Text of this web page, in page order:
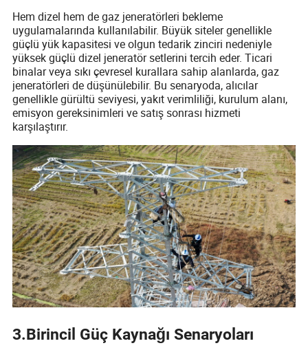
Hem dizel hem de gaz jeneratörleri bekleme
uygulamalarında kullanılabilir. Büyük siteler genellikle
güçlü yük kapasitesi ve olgun tedarik zinciri nedeniyle
yüksek güçlü dizel jeneratör setlerini tercih eder. Ticari
binalar veya sıkı çevresel kurallara sahip alanlarda, gaz
jeneratörleri de düşünülebilir. Bu senaryoda, alıcılar
genellikle gürültü seviyesi, yakıt verimliliği, kurulum alanı,
emisyon gereksinimleri ve satış sonrası hizmeti
karşılaştırır.
3.Birincil Güç Kaynağı Senaryoları